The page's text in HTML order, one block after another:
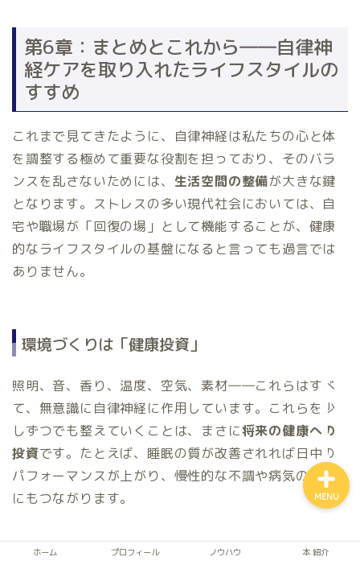
第6章：まとめとこれから――自律神
経ケアを取り入れたライフスタイルの
すすめ
これまで見てきたように、自律神経は私たちの心と体
を調整する極めて重要な役割を担っており、そのバラ
ンスを乱さないためには、 生活空間の整備が大きな鍵
となります。ストレスの多い現代社会においては、自
宅や職場が「回復の場」として機能することが、健康
的なライフスタイルの基盤になると言っても過言では
ありません。
環境づくりは「健康投資」
照明、音、香り、温度、空気、素材――これらはすべ
て、無意識に自律神経に作用しています。これらを少
しずつでも整えていくことは、まさに将来の健康への
投資です。たとえば、睡眠の質が改善されれば日中の
パフォーマンスが上がり、慢性的な不調や病気の予防
にもつながります。
ホーム プロフィール ノウハウ 本 紹介
MENU
アルファネス